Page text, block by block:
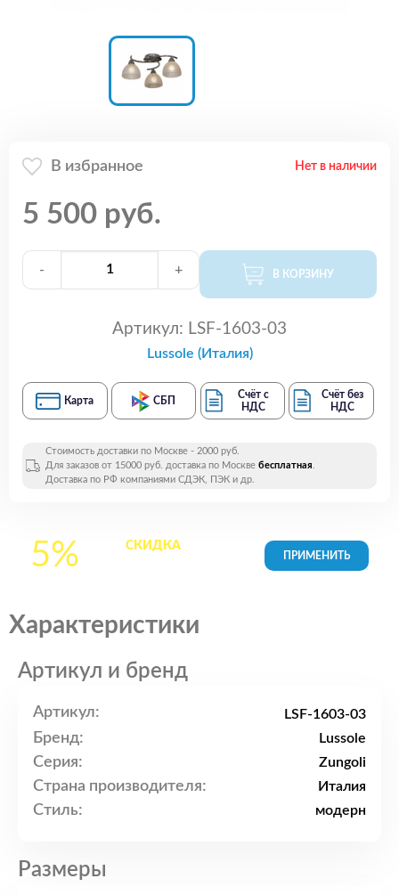
В избранное Нет в наличии
5 500 руб.
- + В КОРЗИНУ
Артикул: LSF-1603-03
Lussole (Италия)
Карта СБП
Счёт с
НДС
Счёт без
НДС
Стоимость доставки по Москве - 2000 руб.
Для заказов от 15000 руб. доставка по Москве бесплатная.
Доставка по РФ компаниями СДЭК, ПЭК и др.
5% СКИДКАна все
Характеристики
Артикул и бренд
Артикул: LSF-1603-03
Бренд: Lussole
Серия: Zungoli
Страна производителя: Италия
Стиль: модерн
Размеры